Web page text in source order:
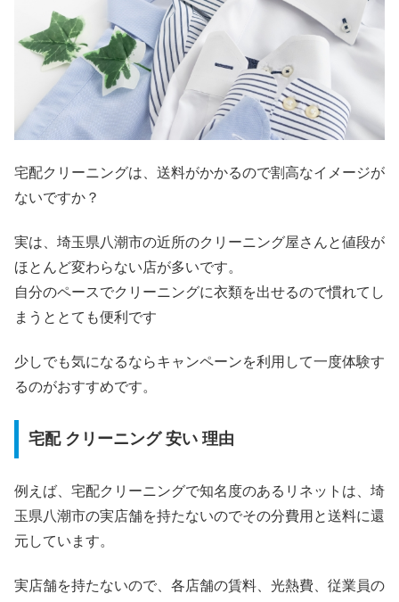
宅配クリーニングは、送料がかかるので割高なイメージが
ないですか？
実は、埼玉県八潮市の近所のクリーニング屋さんと値段が
ほとんど変わらない店が多いです。
自分のペースでクリーニングに衣類を出せるので慣れてし
まうととても便利です
少しでも気になるならキャンペーンを利用して一度体験す
るのがおすすめです。
宅配 クリーニング 安い 理由
例えば、宅配クリーニングで知名度のあるリネットは、埼
玉県八潮市の実店舗を持たないのでその分費用と送料に還
元しています。
実店舗を持たないので、各店舗の賃料、光熱費、従業員の